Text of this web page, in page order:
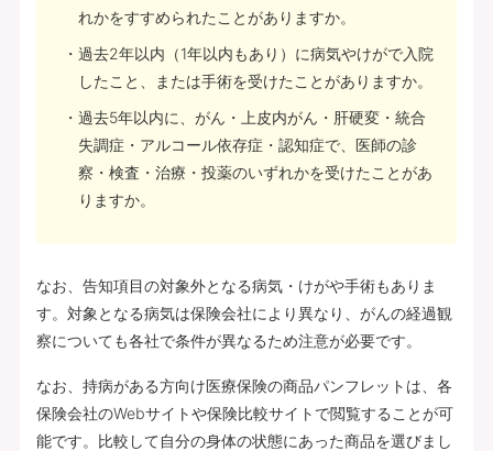
れかをすすめられたことがありますか。
過去2年以内（1年以内もあり）に病気やけがで入院
したこと、または手術を受けたことがありますか。
過去5年以内に、がん・上皮内がん・肝硬変・統合
失調症・アルコール依存症・認知症で、医師の診
察・検査・治療・投薬のいずれかを受けたことがあ
りますか。
なお、告知項目の対象外となる病気・けがや手術もありま
す。対象となる病気は保険会社により異なり、がんの経過観
察についても各社で条件が異なるため注意が必要です。
なお、持病がある方向け医療保険の商品パンフレットは、各
保険会社のWebサイトや保険比較サイトで閲覧することが可
能です。比較して自分の身体の状態にあった商品を選びまし